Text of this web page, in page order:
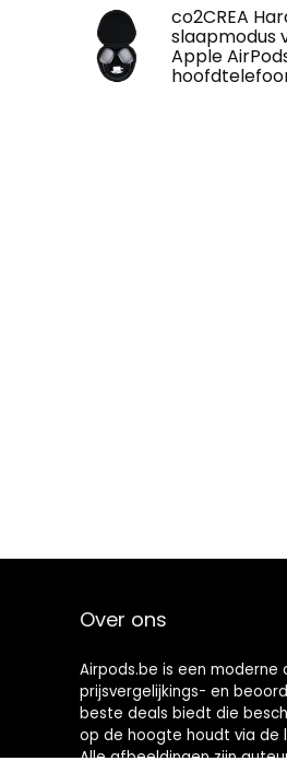
co2CREA
slaapmodus
Apple
Over ons
Airpods.be is een moderne
prijsvergelijkings- en
beste deals biedt die
op de hoogte houdt via
Alle afbeeldingen zijn